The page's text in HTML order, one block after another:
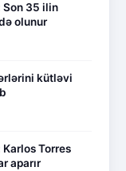
Son 35 ilin
olunur
kütləvi
Torres
aparır